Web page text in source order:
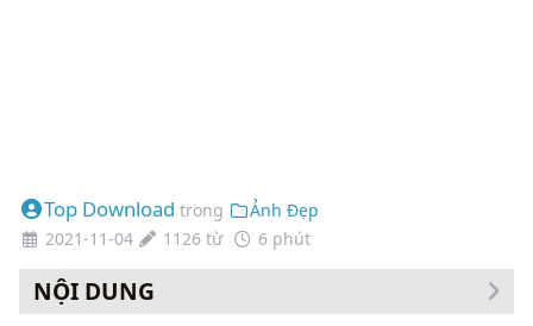
Top Download trong
Ảnh Đẹp
2021-11-04
1126 từ 6 phút
NỘI DUNG